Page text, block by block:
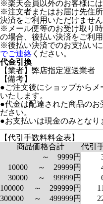
※楽天会員以外のお客様には
※注文者またはお届け先住
決済をご利用いただけません
※メール便等のお受け取り
の場合、後払い決済をご利
※後払い決済でのお支払い
でご連絡 ください。
代金引換
【業者】弊店指定運送業者
【備考】
●ご注文後にショップから
いたします。
●代金は配達された商品のお
ださい。
●お支払いは現金のみとなり
【代引手数料料金表】
商品価格合計
代引
～ 9999円
10000 ～ 29999円
30000 ～ 99999円
100000 ～ 299999円
300000 ～ 499999円